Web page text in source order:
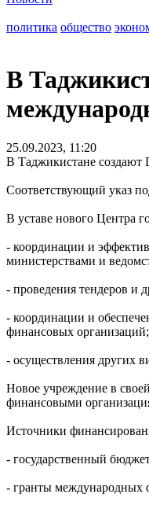
политика общество
В
25.09.2023, 11:20
В Таджикистане создают
Соответствующий указ
В уставе нового Центра
- координации и
министерствами и
- проведения тендеров и
- координации и
финансовых организаций;
- осуществления других
Новое учреждение в
финансовыми
Источники
- государственный
- гранты международных